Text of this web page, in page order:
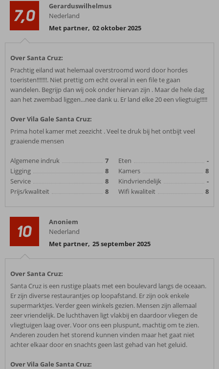
7,0
Gerarduswilhelmus
Nederland
Met partner, 02 oktober 2025
Over Santa Cruz:
Prachtig eiland wat helemaal overstroomd word door hordes
toeristen!!!!!!!. Niet prettig om echt overal in een file te gaan
wandelen. Begrijp dan wij ook onder hiervan zijn . Maar de hele dag
aan het zwembad liggen...nee dank u. Er land elke 20 een vliegtuig!!!!!
Over Vila Gale Santa Cruz:
Prima hotel kamer met zeezicht . Veel te druk bij het ontbijt veel
graaiende mensen
Algemene indruk
7
Ligging
8
Service
8
Prijs/kwaliteit
8
Eten
-
Kamers
8
Kindvriendelijk
-
Wifi kwaliteit
8
10
Anoniem
Nederland
Met partner, 25 september 2025
Over Santa Cruz:
Santa Cruz is een rustige plaats met een boulevard langs de oceaan.
Er zijn diverse restaurantjes op loopafstand. Er zijn ook enkele
supermarktjes. Verder geen winkels gezien. Mensen zijn allemaal
zeer vriendelijk. De luchthaven ligt vlakbij en daardoor vliegen de
vliegtuigen laag over. Voor ons een pluspunt, machtig om te zien.
Anderen zouden het storend kunnen vinden maar het gaat niet
achter elkaar door en snachts geen last gehad van het geluid.
Over Vila Gale Santa Cruz: